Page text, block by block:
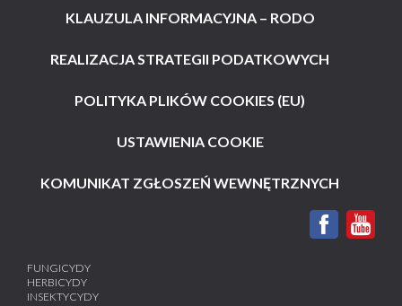
KLAUZULA INFORMACYJNA – RODO
REALIZACJA STRATEGII PODATKOWYCH
POLITYKA PLIKÓW COOKIES (EU)
USTAWIENIA COOKIE
KOMUNIKAT ZGŁOSZEŃ WEWNĘTRZNYCH
FUNGICYDY
HERBICYDY
INSEKTYCYDY